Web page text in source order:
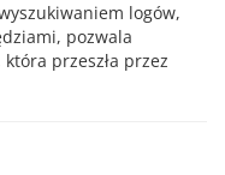
logów,
pozwala
przeszła przez